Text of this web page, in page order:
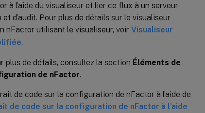
à l’aide du visualiseur et lier ce flux à un serveur
d’audit. Pour plus de détails sur le visualiseur
nFactor utilisant le visualiseur, voir Visualiseur
.
plus de détails, consultez la section Éléments de
de nFactor.
de code sur la configuration de nFactor à l’aide de
de code sur la configuration de nFactor à l’aide